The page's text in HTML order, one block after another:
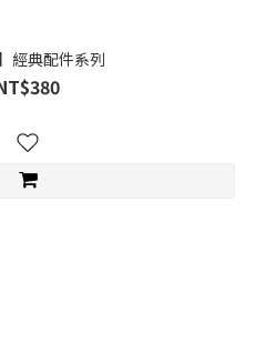
經典配件系列